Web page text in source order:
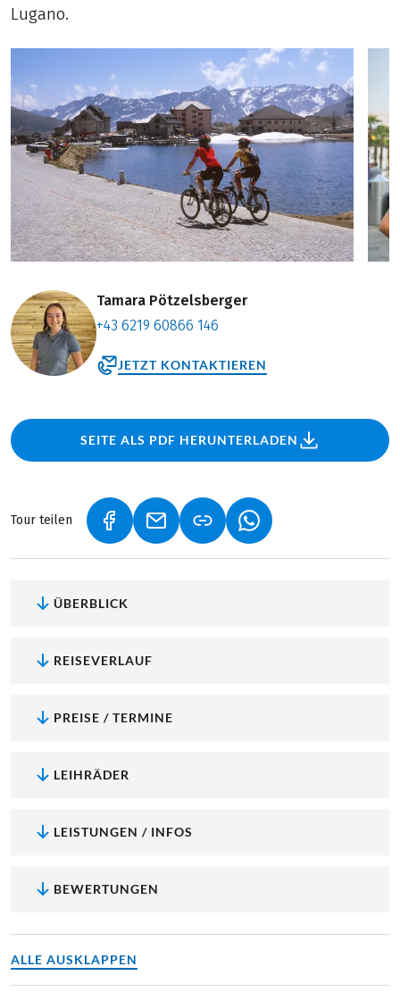
Lugano.
Tamara Pötzelsberger
+43 6219 60866 146
JETZT KONTAKTIEREN
SEITE ALS PDF HERUNTERLADEN
Tour teilen (LINK ÖFFNET IN NEUEM TAB)
(LINK ÖFFNET IN NEUEM TAB)
(LINK ÖFFNET IN
ÜBERBLICK
REISEVERLAUF
PREISE / TERMINE
LEIHRÄDER
LEISTUNGEN / INFOS
BEWERTUNGEN
ALLE AUSKLAPPEN